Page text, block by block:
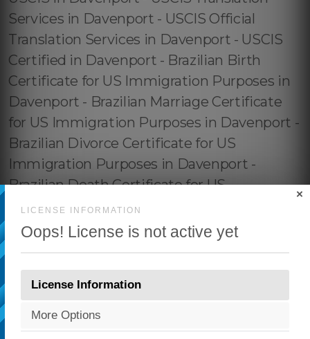
LICENSE INFORMATION
Oops! License is not active yet
×
License Information
More Options